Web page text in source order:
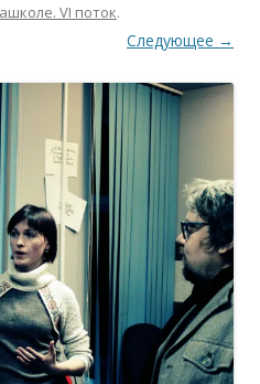
VI поток.
Следующее →